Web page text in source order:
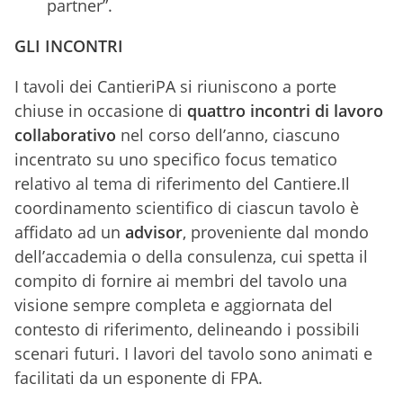
partner”.
GLI INCONTRI
I tavoli dei CantieriPA si riuniscono a porte
chiuse in occasione di quattro incontri di lavoro
collaborativo nel corso dell’anno, ciascuno
incentrato su uno specifico focus tematico
relativo al tema di riferimento del Cantiere.Il
coordinamento scientifico di ciascun tavolo è
affidato ad un advisor, proveniente dal mondo
dell’accademia o della consulenza, cui spetta il
compito di fornire ai membri del tavolo una
visione sempre completa e aggiornata del
contesto di riferimento, delineando i possibili
scenari futuri. I lavori del tavolo sono animati e
facilitati da un esponente di FPA.